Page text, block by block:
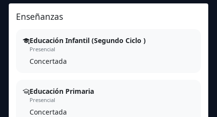
Enseñanzas
Educación Infantil (Segundo Ciclo )
Presencial
Concertada
Educación Primaria
Presencial
Concertada